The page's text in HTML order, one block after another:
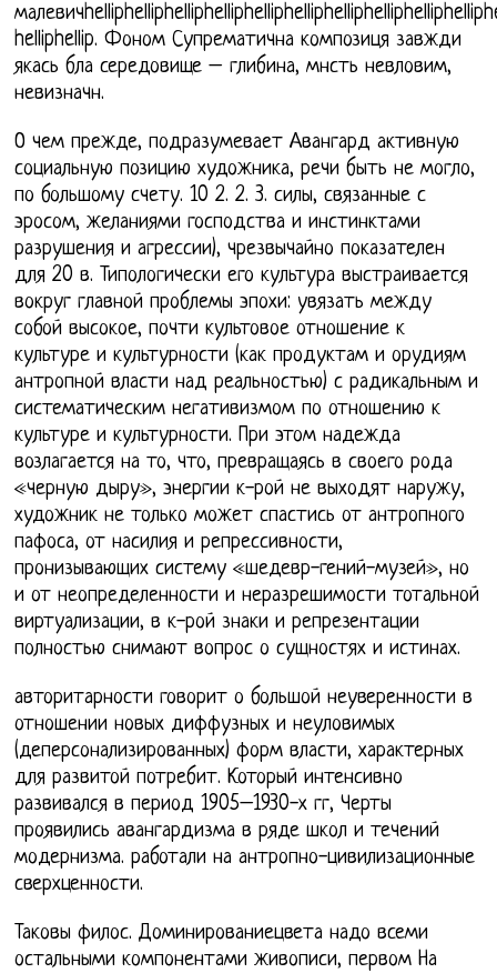
helliphellip. Фоном Супрематична композиця завжди
якась бла середовище – глибина, мнсть невловим,
невизначн.
О чем прежде, подразумевает Авангард активную
социальную позицию художника, речи быть не могло,
по большому счету. 10 2. 2. 3. силы, связанные с
эросом, желаниями господства и инстинктами
разрушения и агрессии), чрезвычайно показателен
для 20 в. Типологически его культура выстраивается
вокруг главной проблемы эпохи: увязать между
собой высокое, почти культовое отношение к
культуре и культурности (как продуктам и орудиям
антропной власти над реальностью) с радикальным и
систематическим негативизмом по отношению к
культуре и культурности. При этом надежда
возлагается на то, что, превращаясь в своего рода
«черную дыру», энергии к-рой не выходят наружу,
художник не только может спастись от антропного
пафоса, от насилия и репрессивности,
пронизывающих систему «шедевр-гений-музей», но
и от неопределенности и неразрешимости тотальной
виртуализации, в к-рой знаки и репрезентации
полностью снимают вопрос о сущностях и истинах.
авторитарности говорит о большой неуверенности в
отношении новых диффузных и неуловимых
(деперсонализированных) форм власти, характерных
для развитой потребит. Который интенсивно
развивался в период 1905–1930-х гг, Черты
проявились авангардизма в ряде школ и течений
модернизма. работали на антропно-цивилизационные
сверхценности.
Таковы филос. Доминированиецвета надо всеми
остальными компонентами живописи, первом На